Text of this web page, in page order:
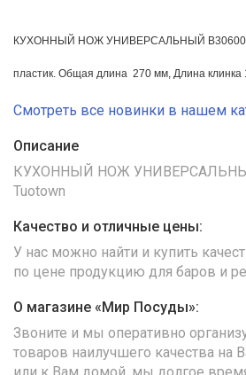
КУХОННЫЙ НОЖ УНИВЕРСАЛЬНЫЙ B306009.
пластик. Общая длина 270 мм, Длина клинка
Смотреть все новинки в нашем
Описание
КУХОННЫЙ НОЖ
Tuotown
Качество и отличные цены:
У нас можно найти и купить
по цене продукцию для баров и
О магазине «Мир Посуды»:
Звоните и мы оперативно
товаров наилучшего качества на